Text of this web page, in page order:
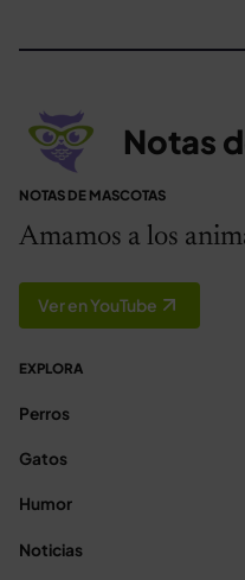
Notas
NOTAS DE MASCOTAS
Amamos a los
Ver en YouTube
EXPLORA
Perros
Gatos
Humor
Noticias